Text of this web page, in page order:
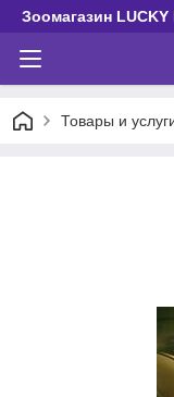
Зоомагазин
Товары и